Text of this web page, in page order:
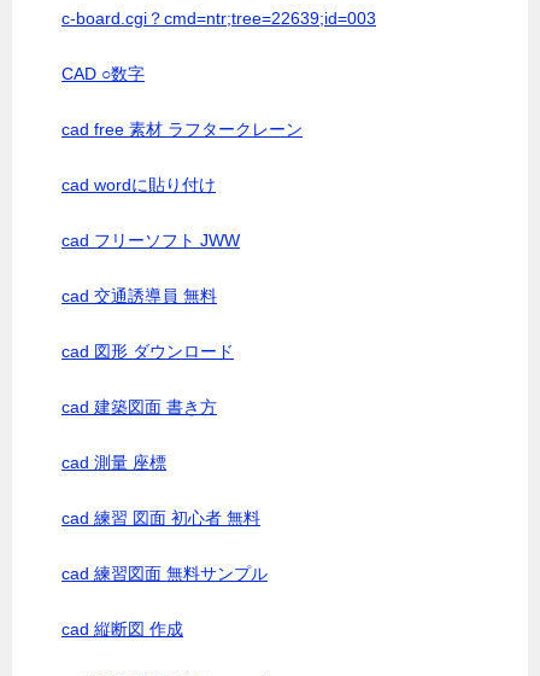
c-board.cgi？cmd=ntr;tree=22639;id=003
CAD ○数字
cad free 素材 ラフタークレーン
cad wordに貼り付け
cad フリーソフト JWW
cad 交通誘導員 無料
cad 図形 ダウンロード
cad 建築図面 書き方
cad 測量 座標
cad 練習 図面 初心者 無料
cad 練習図面 無料サンプル
cad 縦断図 作成